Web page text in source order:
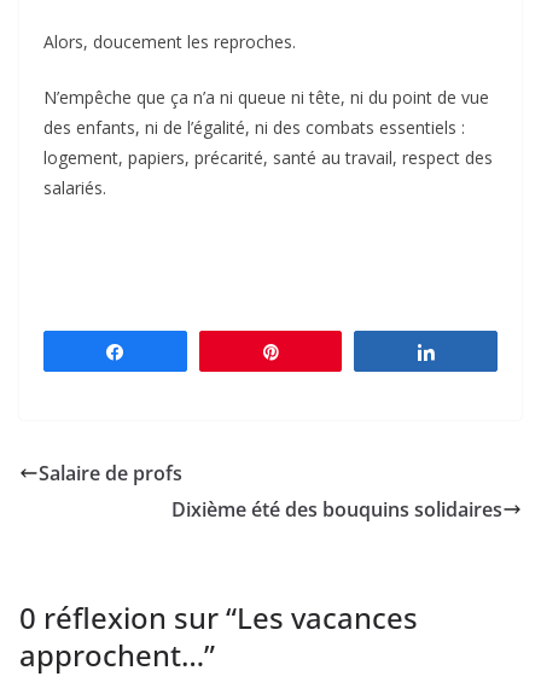
Alors, doucement les reproches.
N’empêche que ça n’a ni queue ni tête, ni du point de vue
des enfants, ni de l’égalité, ni des combats essentiels :
logement, papiers, précarité, santé au travail, respect des
salariés.
Salaire de profs
Dixième été des bouquins solidaires
0 réflexion sur “Les vacances
approchent…”